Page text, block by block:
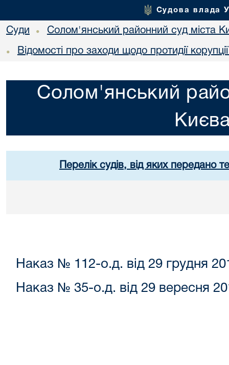
Судова влада
Суди • Солом'янський районний суд міста
• Відомості про заходи щодо протидії
Солом'янський
Перелік судів, від яких передано
Наказ № 112-о.д. від 29 грудня
Наказ № 35-о.д. від 29 вересня